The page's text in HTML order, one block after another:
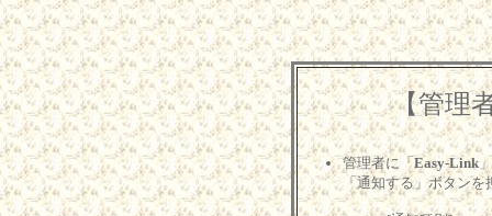
【管理
管理者に「Easy-Link
「通知する」ボタン